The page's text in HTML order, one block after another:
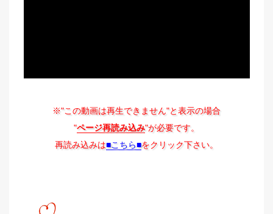
※"この動画は再生できません"と表示の場合
"ページ再読み込み"が必要です。
再読み込みは■こちら■をクリック下さい。